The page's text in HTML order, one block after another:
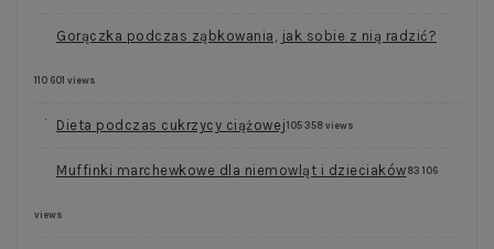
Gorączka podczas ząbkowania, jak sobie z nią radzić?
110 601 views
Dieta podczas cukrzycy ciążowej 105 358 views
Muffinki marchewkowe dla niemowląt i dzieciaków 83 106
views